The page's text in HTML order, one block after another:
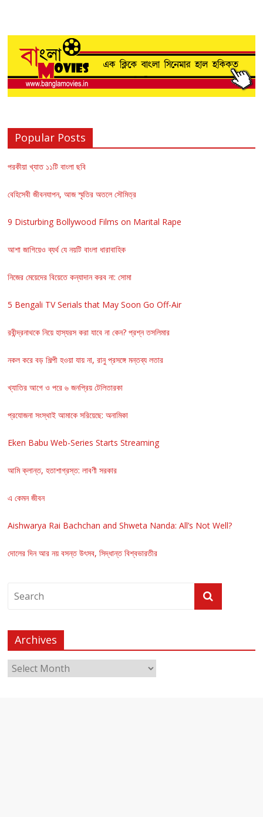
Popular Posts
পরকীয়া খ্যাত ১১টি বাংলা ছবি
বেহিসেবী জীবনযাপন, আজ স্মৃতির অতলে সৌমিত্র
9 Disturbing Bollywood Films on Marital Rape
আশা জাগিয়েও ব্যর্থ যে নয়টি বাংলা ধারাবাহিক
নিজের মেয়েদের বিয়েতে কন্যাদান করব না: সোমা
5 Bengali TV Serials that May Soon Go Off-Air
রবীন্দ্রনাথকে নিয়ে হাস্যরস করা যাবে না কেন? প্রশ্ন তসলিমার
নকল করে বড় শিল্পী হওয়া যায় না, রানু প্রসঙ্গে মন্তব্য লতার
খ্যাতির আগে ও পরে ৬ জনপ্রিয় টেলিতারকা
প্রযোজনা সংস্থাই আমাকে সরিয়েছে: অনামিকা
Eken Babu Web-Series Starts Streaming
আমি ক্লান্ত, হতাশাগ্রস্ত: লাবণী সরকার
এ কেমন জীবন
Aishwarya Rai Bachchan and Shweta Nanda: All’s Not Well?
দোলের দিন আর নয় বসন্ত উৎসব, সিদ্ধান্ত বিশ্বভারতীর
Archives